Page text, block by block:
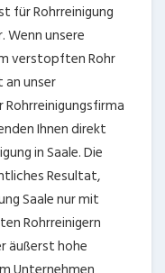
für Rohrreinigung
Wenn unsere
verstopften Rohr
an unser
Rohrreinigungsfirma
Ihnen direkt
in Saale. Die
Resultat,
Saale nur mit
Rohrreinigern
äußerst hohe